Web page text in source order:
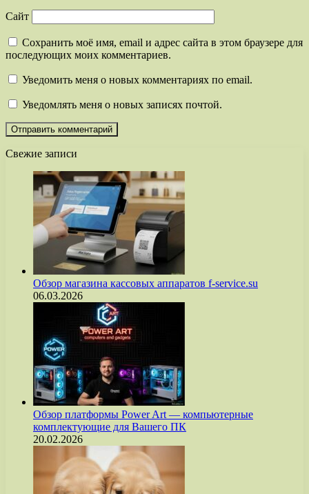
Сайт
Сохранить моё имя, email и адрес сайта в этом браузере для
последующих моих комментариев.
Уведомить меня о новых комментариях по email.
Уведомлять меня о новых записях почтой.
Свежие записи
Обзор магазина кассовых аппаратов f-service.su
06.03.2026
Обзор платформы Power Art — компьютерные
комплектующие для Вашего ПК
20.02.2026